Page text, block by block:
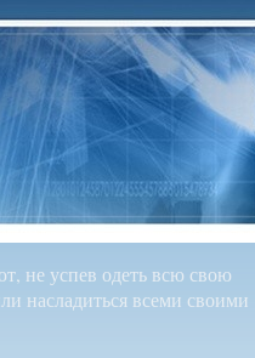
не успев одеть всю свою
насладиться всеми своими